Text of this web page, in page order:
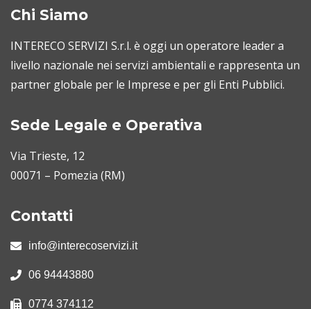
Chi Siamo
INTERECO SERVIZI S.r.l. è oggi un operatore leader a
livello nazionale nei servizi ambientali e rappresenta un
partner globale per le Imprese e per gli Enti Pubblici.
Sede Legale e Operativa
Via Trieste, 12
00071 – Pomezia (RM)
Contatti
info@interecoservizi.it
06 94443880
0774 374112